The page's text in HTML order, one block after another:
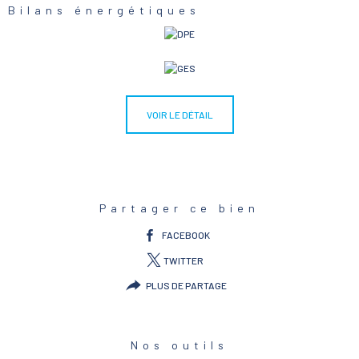
Bilans énergétiques
VOIR LE DÉTAIL
Partager ce bien
FACEBOOK
TWITTER
PLUS DE PARTAGE
Nos outils